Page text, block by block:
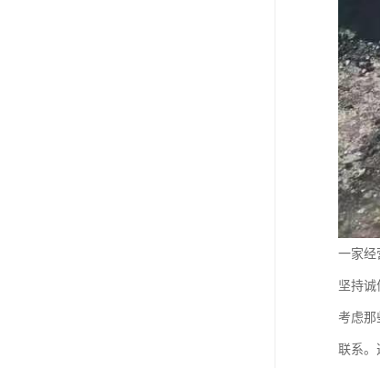
一家经
坚持诚
考虑那
联系。